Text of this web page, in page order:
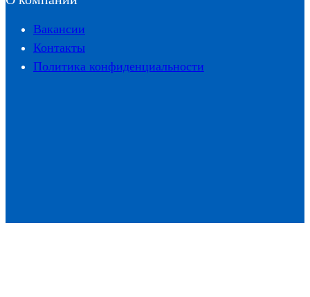
Вакансии
Контакты
Политика конфиденциальности